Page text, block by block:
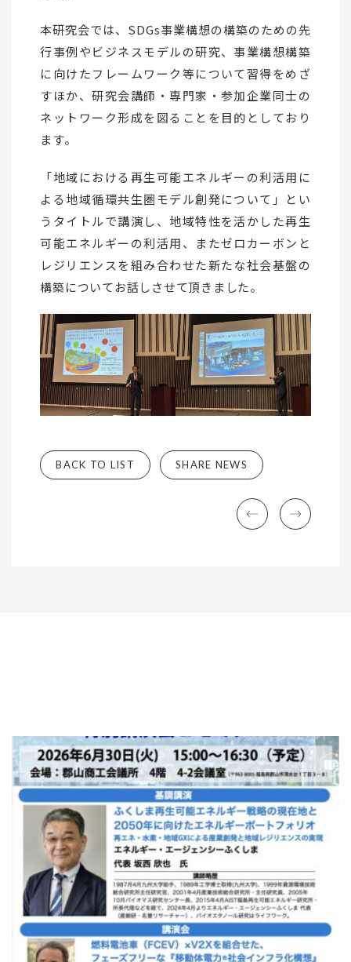
本研究会では、SDGs事業構想の構築のための先
行事例やビジネスモデルの研究、事業構想構築
に向けたフレームワーク等について習得をめざ
すほか、研究会講師・専門家・参加企業同士の
ネットワーク形成を図ることを目的としており
ます。
「地域における再生可能エネルギーの利活用に
よる地域循環共生圏モデル創発について」とい
うタイトルで講演し、地域特性を活かした再生
可能エネルギーの利活用、またゼロカーボンと
レジリエンスを組み合わせた新たな社会基盤の
構築についてお話しさせて頂きました。
BACK TO LIST SHARE NEWS